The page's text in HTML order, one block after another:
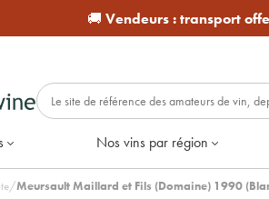
🚚 Vendeurs :transport
Nos vins par région
/Meursault Maillard et Fils (Domaine) 1990